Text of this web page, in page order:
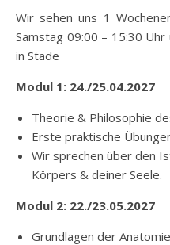
Wir sehen uns 1
Samstag 09:00 – 15:30
in Stade
Modul 1: 24./25.04.2027
Theorie & Philosophie
Erste praktische
Wir sprechen über den
Körpers & deiner Seele.
Modul 2: 22./23.05.2027
Grundlagen der